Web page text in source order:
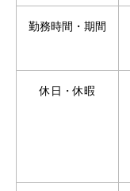
勤務時間・期間
休日・休暇